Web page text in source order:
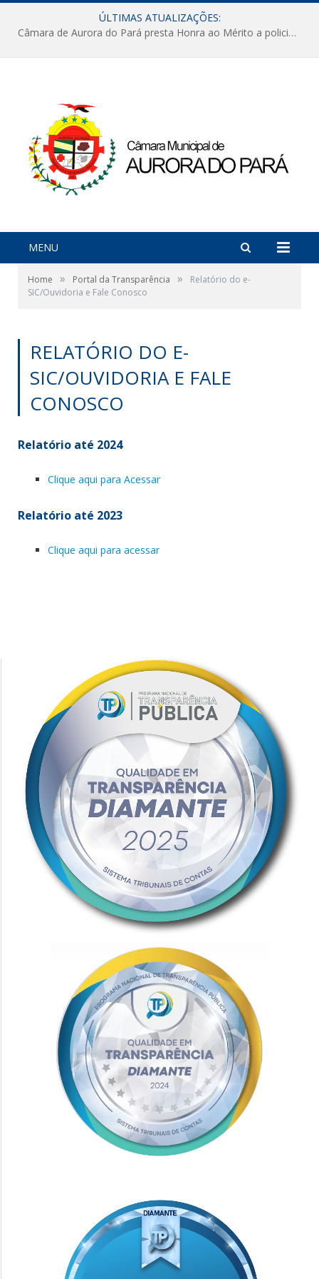
ÚLTIMAS ATUALIZAÇÕES:
Câmara de Aurora do Pará presta Honra ao Mérito a policiais militares em sessão marcada por reconhecimento e emoção
MENU
Home » Portal da Transparência »
Relatório do e-
SIC/Ouvidoria e Fale Conosco
RELATÓRIO DO E-
SIC/OUVIDORIA E FALE
CONOSCO
Relatório até 2024
Clique aqui para Acessar
Relatório até 2023
Clique aqui para acessar